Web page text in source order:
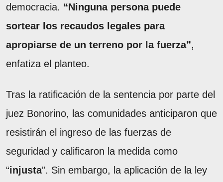
democracia. “Ninguna persona puede
sortear los recaudos legales para
apropiarse de un terreno por la fuerza”,
enfatiza el planteo.
Tras la ratificación de la sentencia por parte del
juez Bonorino, las comunidades anticiparon que
resistirán el ingreso de las fuerzas de
seguridad y calificaron la medida como
“injusta”. Sin embargo, la aplicación de la ley